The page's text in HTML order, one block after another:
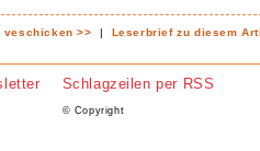
veschicken >> | Leserbrief zu diesem
Schlagzeilen per RSS
© Copyright